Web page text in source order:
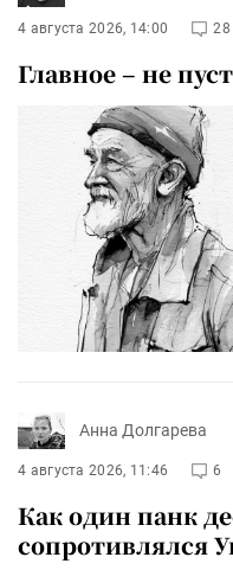
4 августа 2026, 14:00 28
Главное – не
Анна Долгарева
4 августа 2026, 11:46 6
Как один панк
сопротивлялся